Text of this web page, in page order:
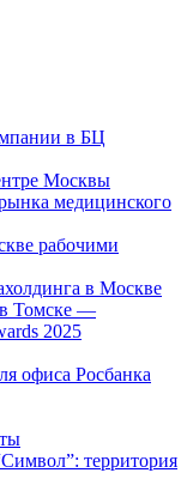
в БЦ
Москвы
медицинского
рабочими
в Москве
Томске —
2025
офиса Росбанка
территория